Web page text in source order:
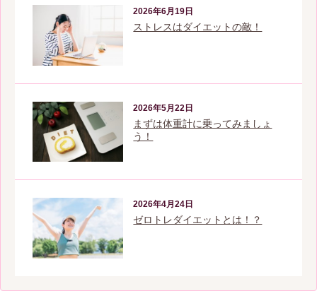
2026年6月19日
ストレスはダイエットの敵！
2026年5月22日
まずは体重計に乗ってみましょ
う！
2026年4月24日
ゼロトレダイエットとは！？